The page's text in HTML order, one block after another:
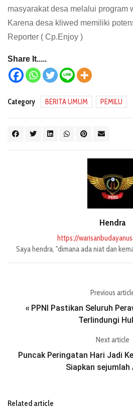
masyarakat desa melalui program
Karena desa kliwed memiliki
Reporter ( Cp.Enjoy )
Share It.....
Category BERITA UMUM PEMILU
Hendra
https://
Saya hendra, "dimana ada niat dan
Previous
« PPNI Pastikan Seluruh
Terlindungi
Next article
Puncak Peringatan Hari Jadi
Siapkan sejumlah
Related article